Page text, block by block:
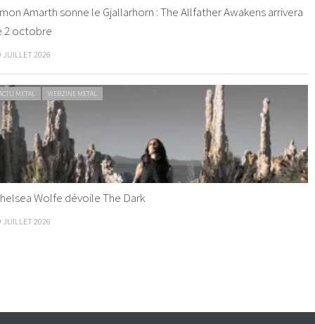
Amarth sonne le Gjallarhorn : The Allfather Awakens arrivera
2 octobre
JUILLET 2026
METAL WEBZINE METAL
Wolfe dévoile The Dark
JUILLET 2026